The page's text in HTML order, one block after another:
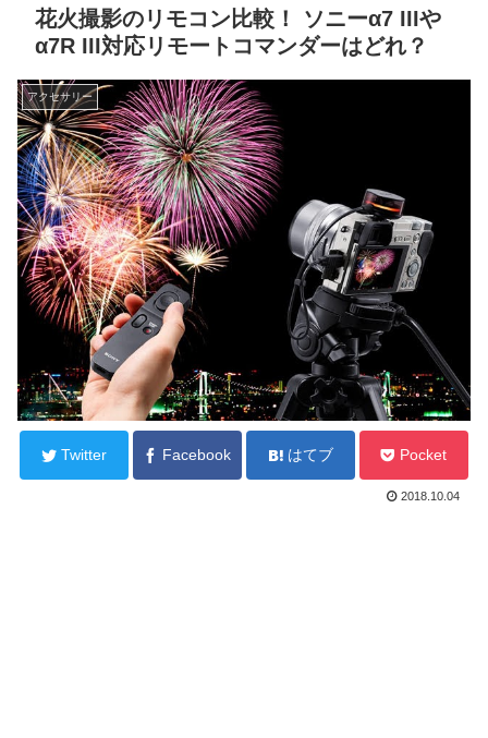
花火撮影のリモコン比較！ ソニーα7 IIIや
α7R III対応リモートコマンダーはどれ？
アクセサリー
Twitter Facebook はてブ Pocket
2018.10.04